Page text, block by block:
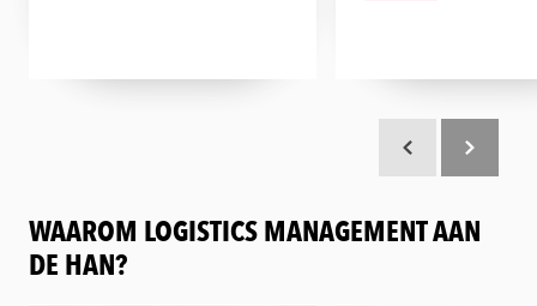
WAAROM LOGISTICS MANAGEMENT AAN
DE HAN?